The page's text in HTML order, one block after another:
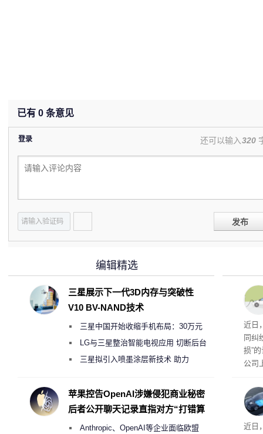
已有 0 条意见
登录 还可以输入320
发布
近日
同纠
损”
公司
事
给
近日
编辑精选
三星展示下一代3D内存与突破性
V10 BV-NAND技术
三星中国开始收缩手机布局：30万元
月销售额不达标门店 将被逐步清退
LG与三星整治智能电视应用 切断后台
偷偷共享带宽的违规行为
三星拟引入喷墨涂层新技术 助力
度
苹果控告OpenAI涉嫌侵犯商业秘密
后者公开聊天记录直指对方“打错算
Anthropic、OpenAI等企业面临欧盟